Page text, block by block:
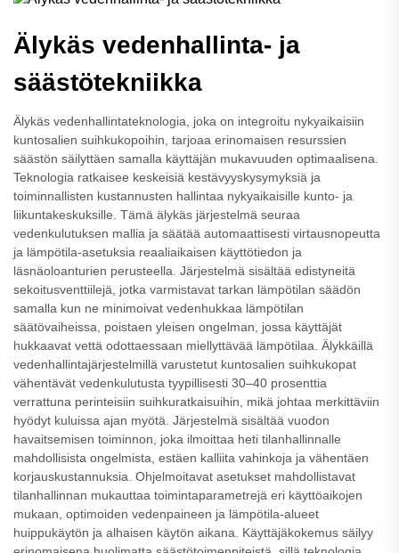
Älykäs vedenhallinta- ja
säästötekniikka
Älykäs vedenhallintateknologia, joka on integroitu nykyaikaisiin
kuntosalien suihkukopoihin, tarjoaa erinomaisen resurssien
säästön säilyttäen samalla käyttäjän mukavuuden optimaalisena.
Teknologia ratkaisee keskeisiä kestävyyskysymyksiä ja
toiminnallisten kustannusten hallintaa nykyaikaisille kunto- ja
liikuntakeskuksille. Tämä älykäs järjestelmä seuraa
vedenkulutuksen mallia ja säätää automaattisesti virtausnopeutta
ja lämpötila-asetuksia reaaliaikaisen käyttötiedon ja
läsnäoloanturien perusteella. Järjestelmä sisältää edistyneitä
sekoitusventtiilejä, jotka varmistavat tarkan lämpötilan säädön
samalla kun ne minimoivat vedenhukkaa lämpötilan
säätövaiheissa, poistaen yleisen ongelman, jossa käyttäjät
hukkaavat vettä odottaessaan miellyttävää lämpötilaa. Älykkäillä
vedenhallintajärjestelmillä varustetut kuntosalien suihkukopat
vähentävät vedenkulutusta tyypillisesti 30–40 prosenttia
verrattuna perinteisiin suihkuratkaisuihin, mikä johtaa merkittäviin
hyödyt kuluissa ajan myötä. Järjestelmä sisältää vuodon
havaitsemisen toiminnon, joka ilmoittaa heti tilanhallinnalle
mahdollisista ongelmista, estäen kalliita vahinkoja ja vähentäen
korjauskustannuksia. Ohjelmoitavat asetukset mahdollistavat
tilanhallinnan mukauttaa toimintaparametrejä eri käyttöaikojen
mukaan, optimoiden vedenpaineen ja lämpötila-alueet
huippukäytön ja alhaisen käytön aikana. Käyttäjäkokemus säilyy